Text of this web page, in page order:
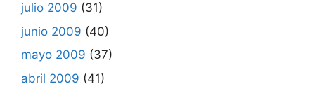
julio 2009 (31)
junio 2009 (40)
mayo 2009 (37)
abril 2009 (41)